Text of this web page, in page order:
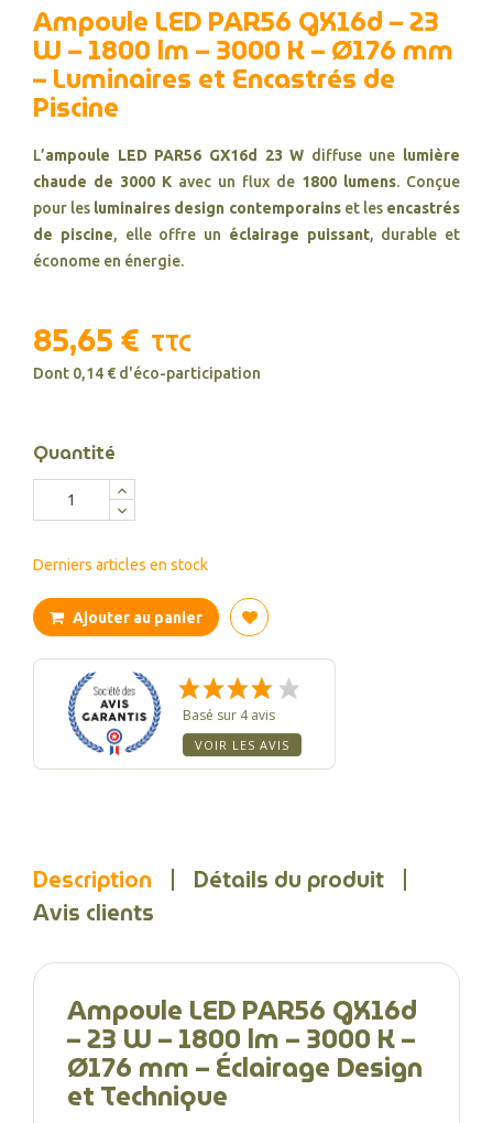
Ampoule LED PAR56 GX16d – 23
W – 1800 lm – 3000 K – Ø176 mm
– Luminaires et Encastrés de
Piscine
L’ampoule LED PAR56 GX16d 23 W diffuse une lumière
chaude de 3000 K avec un flux de 1800 lumens. Conçue
pour les luminaires design contemporainset les encastrés
de piscine, elle offre un éclairage puissant, durable et
économe en énergie.
85,65 € TTC
Dont 0,14 € d'éco-participation
Quantité
Derniers articles en stock
Ajouter au panier
Basé sur 4 avis
VOIR LES AVIS
Description
Détails du produit
Avis clients
Ampoule LED PAR56 GX16d
– 23 W – 1800 lm – 3000 K –
Ø176 mm – Éclairage Design
et Technique